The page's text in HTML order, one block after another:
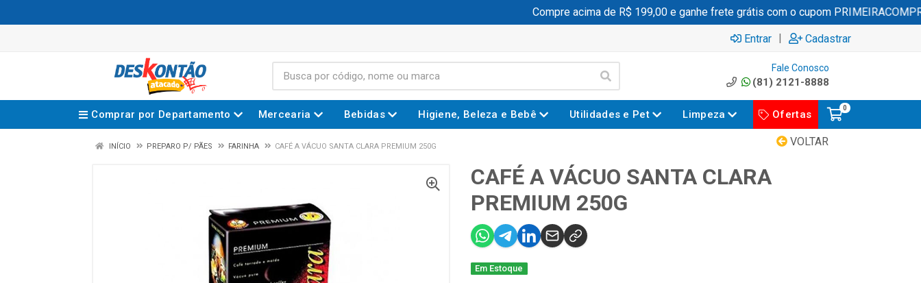
Compre acima de R$ 199,00 e ganhe frete grátis com o cupom PRIMEIRACOMPRA
Entrar | Cadastrar
Fale Conosco
(81) 2121-8888
Comprar por Departamento Mercearia Bebidas Higiene, Beleza e Bebê Utilidades e Pet Limpeza Ofertas
0
VOLTAR
INÍCIO PREPARO P/ PÃES FARINHA CAFÉ A VÁCUO SANTA CLARA PREMIUM 250G
CAFÉ A VÁCUO SANTA CLARA
PREMIUM 250G
Em Estoque